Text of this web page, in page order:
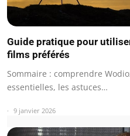
Guide pratique pour
films préférés
Sommaire : comprendre
essentielles, les astuces…
9 janvier 2026